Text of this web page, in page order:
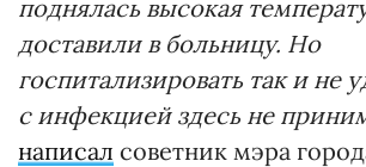
поднялась высокая
доставили в больницу. Но
госпитализировать так и не
с инфекцией здесь не
написал советник мэра